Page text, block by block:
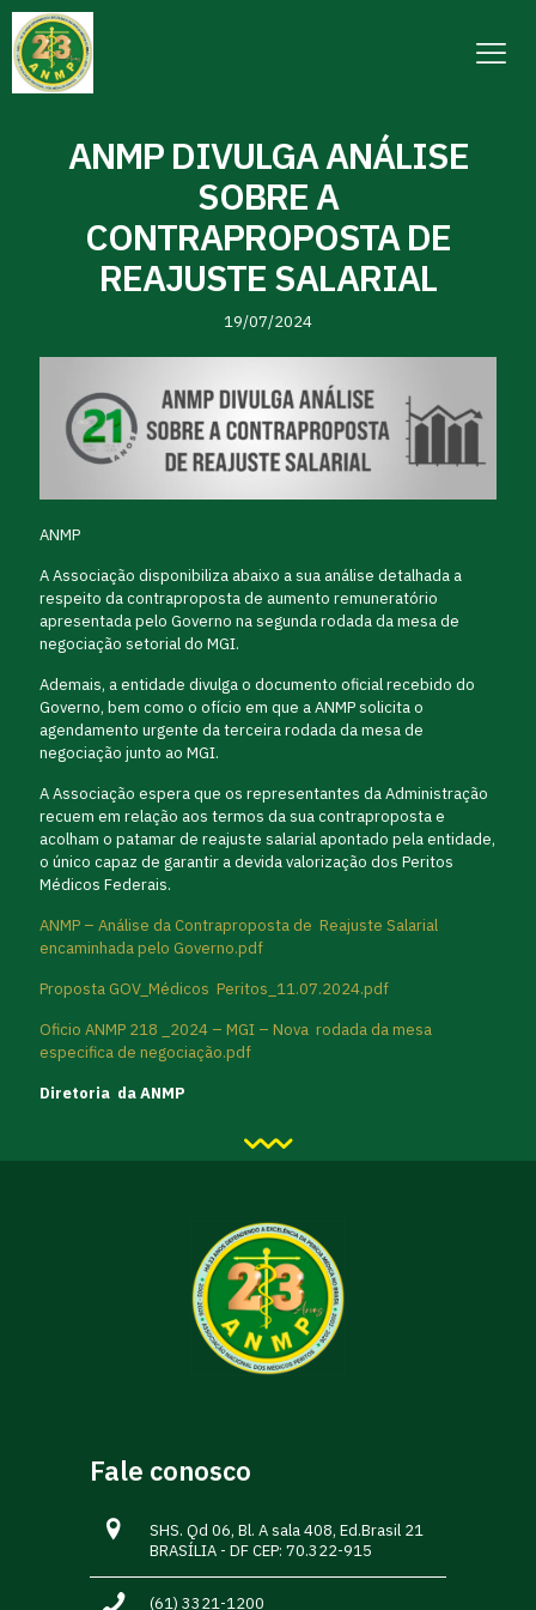
ANMP DIVULGA ANÁLISE
SOBRE A
CONTRAPROPOSTA DE
REAJUSTE SALARIAL
19/07/2024
ANMP
A Associação disponibiliza abaixo a sua análise detalhada a
respeito da contraproposta de aumento remuneratório
apresentada pelo Governo na segunda rodada da mesa de
negociação setorial do MGI.
Ademais, a entidade divulga o documento oficial recebido do
Governo, bem como o ofício em que a ANMP solicita o
agendamento urgente da terceira rodada da mesa de
negociação junto ao MGI.
A Associação espera que os representantes da Administração
recuem em relação aos termos da sua contraproposta e
acolham o patamar de reajuste salarial apontado pela entidade,
o único capaz de garantir a devida valorização dos Peritos
Médicos Federais.
ANMP – Análise da Contraproposta de Reajuste Salarial
encaminhada pelo Governo.pdf
Proposta GOV_Médicos Peritos_11.07.2024.pdf
Oficio ANMP 218 _2024 – MGI – Nova rodada da mesa
especifica de negociação.pdf
Diretoria da ANMP
Fale conosco
SHS. Qd 06, Bl. A sala 408, Ed.Brasil 21
BRASÍLIA - DF CEP: 70.322-915
(61) 3321-1200